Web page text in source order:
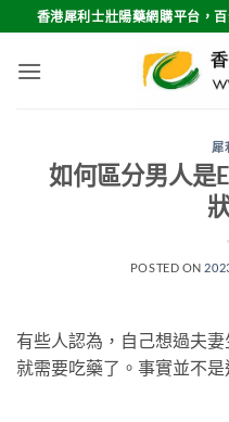
to
content
香港犀利士壯陽藥網購平台，
犀
如何區分男人是
POSTED ON
有些人認為，自己想過夫
就需要吃藥了。事實並不